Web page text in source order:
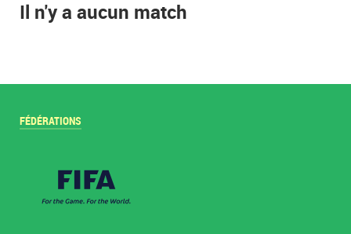
Il n'y a aucun match
FÉDÉRATIONS